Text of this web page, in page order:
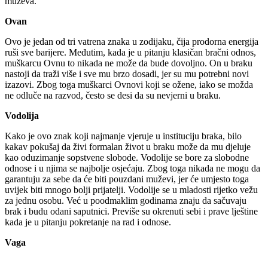
Ovan
Ovo je jedan od tri vatrena znaka u zodijaku, čija prodorna energija
ruši sve barijere. Međutim, kada je u pitanju klasičan bračni odnos,
muškarcu Ovnu to nikada ne može da bude dovoljno. On u braku
nastoji da traži više i sve mu brzo dosadi, jer su mu potrebni novi
izazovi. Zbog toga muškarci Ovnovi koji se ožene, iako se možda
ne odluče na razvod, često se desi da su nevjerni u braku.
Vodolija
Kako je ovo znak koji najmanje vjeruje u instituciju braka, bilo
kakav pokušaj da živi formalan život u braku može da mu djeluje
kao oduzimanje sopstvene slobode. Vodolije se bore za slobodne
odnose i u njima se najbolje osjećaju. Zbog toga nikada ne mogu da
garantuju za sebe da će biti pouzdani muževi, jer će umjesto toga
uvijek biti mnogo bolji prijatelji. Vodolije se u mladosti rijetko vežu
za jednu osobu. Već u poodmaklim godinama znaju da sačuvaju
brak i budu odani saputnici. Previše su okrenuti sebi i prave lještine
kada je u pitanju pokretanje na rad i odnose.
Vaga